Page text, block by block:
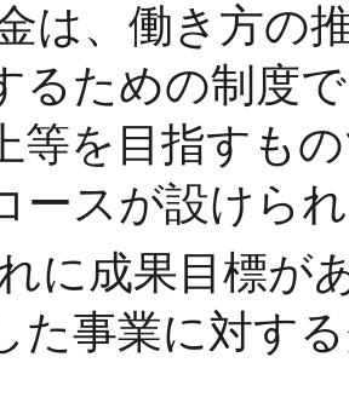
は、働き方の
るための制度
等を目指すも
ースが設けら
に成果目標が
た事業に対す